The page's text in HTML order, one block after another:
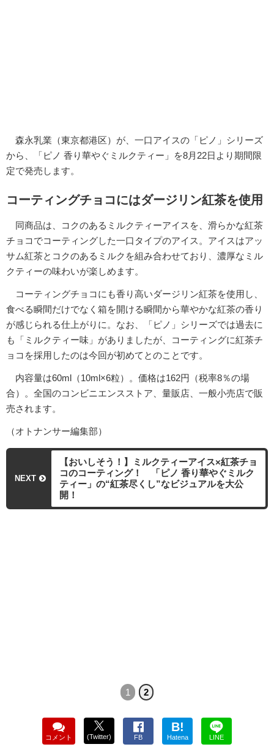
森永乳業（東京都港区）が、一口アイスの「ピノ」シリーズ
から、「ピノ 香り華やぐミルクティー」を8月22日より期間限
定で発売します。
コーティングチョコにはダージリン紅茶を使用
同商品は、コクのあるミルクティーアイスを、滑らかな紅茶
チョコでコーティングした一口タイプのアイス。アイスはアッ
サム紅茶とコクのあるミルクを組み合わせており、濃厚なミル
クティーの味わいが楽しめます。
コーティングチョコにも香り高いダージリン紅茶を使用し、
食べる瞬間だけでなく箱を開ける瞬間から華やかな紅茶の香り
が感じられる仕上がりに。なお、「ピノ」シリーズでは過去に
も「ミルクティー味」がありましたが、コーティングに紅茶チ
ョコを採用したのは今回が初めてとのことです。
内容量は60ml（10ml×6粒）。価格は162円（税率8％の場
合）。全国のコンビニエンスストア、量販店、一般小売店で販
売されます。
（オトナンサー編集部）
NEXT
【おいしそう！】ミルクティーアイス×紅茶チョ
コのコーティング！ 「ピノ 香り華やぐミルク
ティー」の“紅茶尽くし”なビジュアルを大公
開！
1 2
コメント (Twitter) FB
B!
Hatena LINE